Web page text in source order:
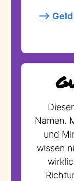
-->
Namen.
und
wissen